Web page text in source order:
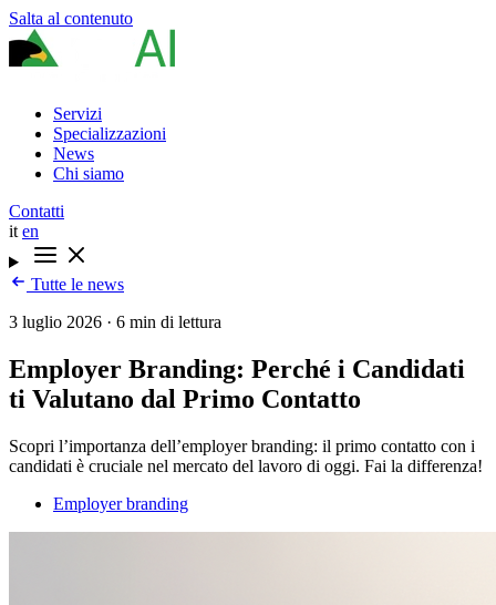
Salta al contenuto
Servizi
Specializzazioni
News
Chi siamo
Contatti
it en
Tutte le news
3 luglio 2026 · 6 min di lettura
Employer Branding: Perché i Candidati
ti Valutano dal Primo Contatto
Scopri l’importanza dell’employer branding: il primo contatto con i
candidati è cruciale nel mercato del lavoro di oggi. Fai la differenza!
Employer branding